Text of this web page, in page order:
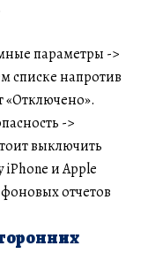
параметры ->
списке напротив
«Отключено».
->
выключить
iPhone и Apple
отчетов